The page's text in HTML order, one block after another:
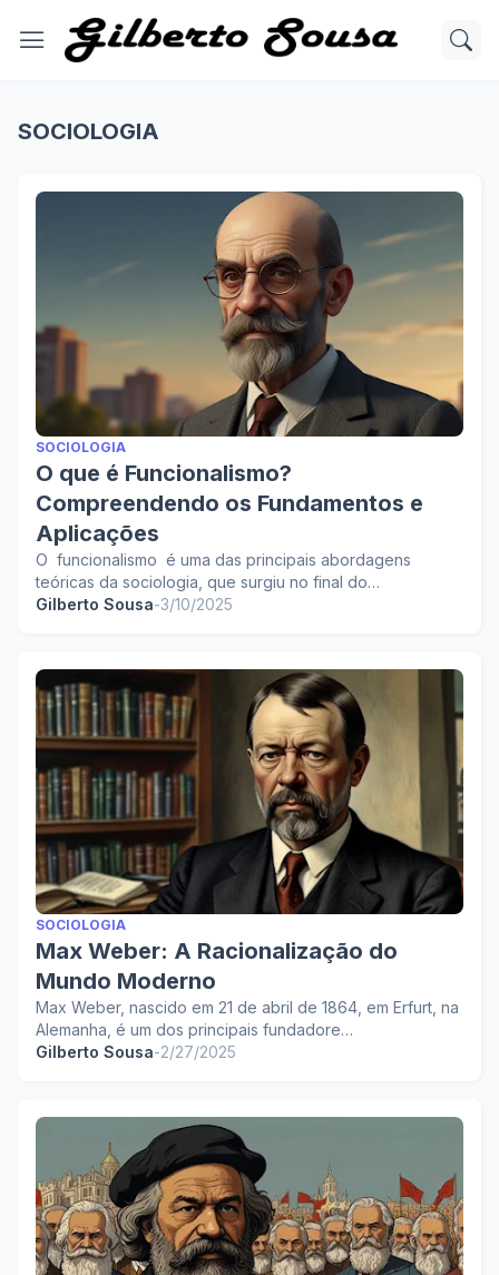
SOCIOLOGIA
SOCIOLOGIA
O que é Funcionalismo?
Compreendendo os Fundamentos e
Aplicações
O funcionalismo é uma das principais abordagens
teóricas da sociologia, que surgiu no final do…
Gilberto Sousa-3/10/2025
SOCIOLOGIA
Max Weber: A Racionalização do
Mundo Moderno
Max Weber, nascido em 21 de abril de 1864, em Erfurt, na
Alemanha, é um dos principais fundadore…
Gilberto Sousa-2/27/2025